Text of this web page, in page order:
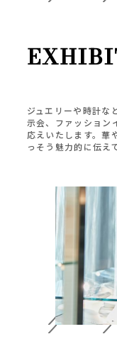
ジュエリーや時計な
示会、ファッション
応えいたします。華
っそう魅力的に伝え